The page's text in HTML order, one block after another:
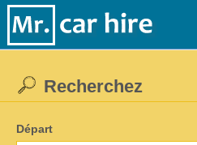
Recherchez
Départ